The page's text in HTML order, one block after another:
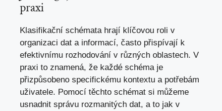
⁢praxi
Klasifikační schémata hrají klíčovou roli v
organizaci dat‍ a informací, často přispívají k
efektivnímu rozhodování v různých oblastech. V‌
praxi to znamená,​ že každé schéma je
přizpůsobeno specifickému kontextu a potřebám
uživatele. Pomocí těchto schémat si ​můžeme
usnadnit správu rozmanitých dat, a to jak ⁢v‍